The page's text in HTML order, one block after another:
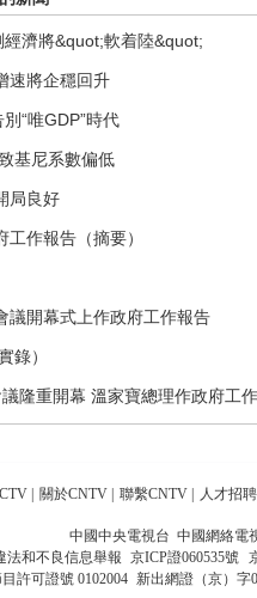
濟將&quot;軟着陸&quot;
速將企穩回升
“唯GDP”時代
基尼系數偏低
局良好
作報告（摘要）
議開幕式上作政府工作報告
錄）
隆重開幕 溫家寶總理作政府工
| 關於CNTV | 聯繫CNTV | 人才招聘
中國中央電視台 中國網絡電
法和不良信息舉報 京ICP證060535號
許可證號 0102004 新出網證（京）